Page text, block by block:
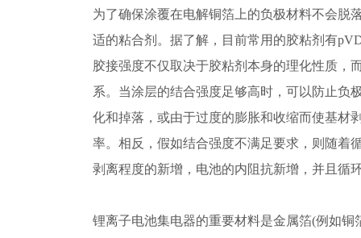
为了确保涂覆在电解铜箔上的负极材料不会脱
适的粘合剂。据了解，目前常用的胶粘剂有
胶接强度不仅取决于胶粘剂本身的理化性质，
系。当涂层的结合强度足够高时，可以防止负
化和掉落，或由于过度的膨胀和收缩而使基材
率。相反，假如结合强度不满足要求，则随着
剥离程度的新增，电池的内阻抗新增，并且循
锂离子电池集电器的重要材料是金属箔(例如铜